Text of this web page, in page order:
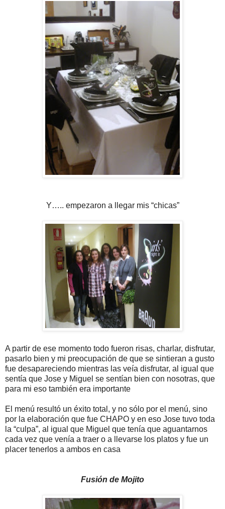
Y….. empezaron a llegar mis “chicas”
A partir de ese momento todo fueron risas, charlar, disfrutar,
pasarlo bien y mi preocupación de que se sintieran a gusto
fue desapareciendo mientras las veía disfrutar, al igual que
sentía que Jose y Miguel se sentían bien con nosotras, que
para mi eso también era importante
El menú resultó un éxito total, y no sólo por el menú, sino
por la elaboración que fue CHAPO y en eso Jose tuvo toda
la “culpa”, al igual que Miguel que tenía que aguantarnos
cada vez que venía a traer o a llevarse los platos y fue un
placer tenerlos a ambos en casa
Fusión de Mojito